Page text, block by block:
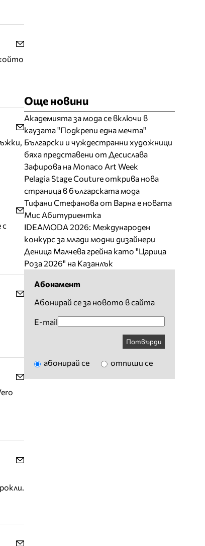
Още новини
Академията за мода се включи в
каузата "Подкрепи една мечта"
Български и чуждестранни художници
бяха представени от Десислава
Зафирова на Monaco Art Week
Pelagia Stage Couture открива нова
страница в българската мода
Тифани Стефанова от Варна е новата
Мис Абитуриентка
IDEAMODA 2026: Международен
конкурс за млади модни дизайнери
Деница Малчева грейна като "Царица
Роза 2026" на Казанлък
Абонамент
Абонирай се за новото в сайта
E-mail
Потвърди
абонирай се отпиши се